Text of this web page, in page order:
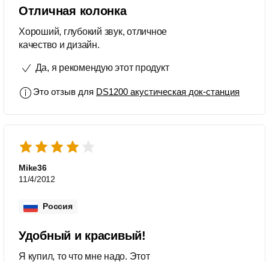
Отличная колонка
Хороший, глубокий звук, отличное
качество и дизайн.
Да, я рекомендую этот продукт
Это отзыв для DS1200 акустическая док-станция
Mike36
11/4/2012
Россия
Удобный и красивый!
Я купил, то что мне надо. Этот